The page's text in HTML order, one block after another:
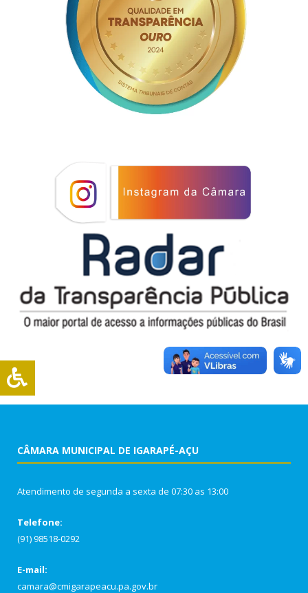
CÂMARA MUNICIPAL DE IGARAPÉ-AÇU
Atendimento de segunda a sexta de 07:30 as 13:00
Telefone:
(91) 98518-0292
E-mail:
camara@cmigarapeacu.pa.gov.br